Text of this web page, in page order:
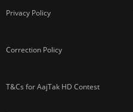
Privacy Policy
Correction Policy
T&Cs for AajTak HD Contest